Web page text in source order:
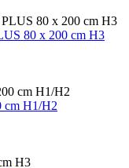
80 x 200 cm H3
cm H1/H2